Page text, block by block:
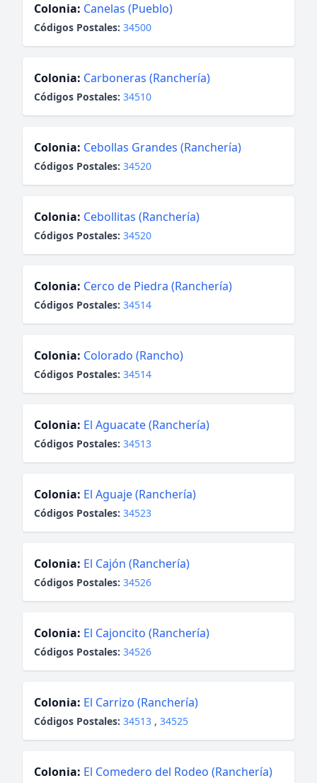
Colonia: Canelas (Pueblo)
Códigos Postales: 34500
Colonia: Carboneras (Ranchería)
Códigos Postales: 34510
Colonia: Cebollas Grandes (Ranchería)
Códigos Postales: 34520
Colonia: Cebollitas (Ranchería)
Códigos Postales: 34520
Colonia: Cerco de Piedra (Ranchería)
Códigos Postales: 34514
Colonia: Colorado (Rancho)
Códigos Postales: 34514
Colonia: El Aguacate (Ranchería)
Códigos Postales: 34513
Colonia: El Aguaje (Ranchería)
Códigos Postales: 34523
Colonia: El Cajón (Ranchería)
Códigos Postales: 34526
Colonia: El Cajoncito (Ranchería)
Códigos Postales: 34526
Colonia: El Carrizo (Ranchería)
Códigos Postales: 34513 , 34525
Colonia: El Comedero del Rodeo (Ranchería)